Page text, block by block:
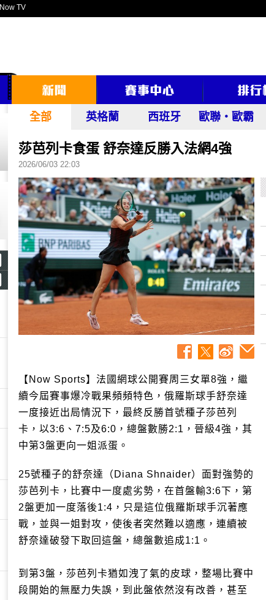
Now TV
全部 英格蘭 西班牙 歐聯‧歐霸
莎芭列卡食蛋 舒奈達反勝入法網4強
2026/06/03 22:03
【Now Sports】法國網球公開賽周三女單8強，繼
續今屆賽事爆冷戰果頻頻特色，俄羅斯球手舒奈達
一度接近出局情況下，最終反勝首號種子莎芭列
卡，以3:6、7:5及6:0，總盤數勝2:1，晉級4強，其
中第3盤更向一姐派蛋。
25號種子的舒奈達（Diana Shnaider）面對強勢的
莎芭列卡，比賽中一度處劣勢，在首盤輸3:6下，第
2盤更加一度落後1:4，只是這位俄羅斯球手沉著應
戰，並與一姐對攻，使後者突然難以適應，連續被
舒奈達破發下取回這盤，總盤數追成1:1。
到第3盤，莎芭列卡猶如洩了氣的皮球，整場比賽中
段開始的無壓力失誤，到此盤依然沒有改善，甚至